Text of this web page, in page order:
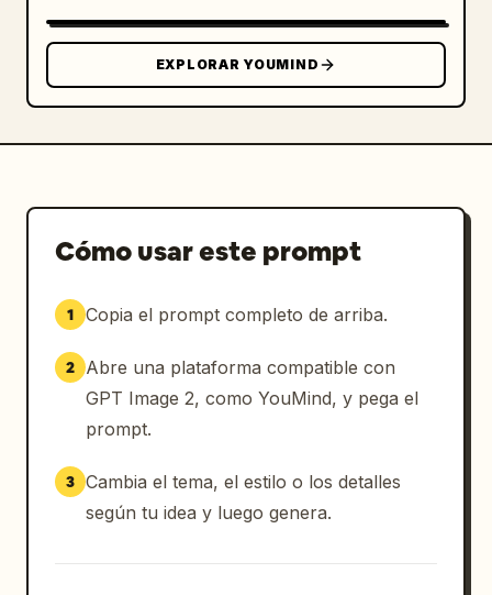
COMMENCE” y debajo el año “1930” en pequeños
dígitos de color. El aspecto general debe ser
cinematográfico, brillante, intenso, festivo,
arte profesional de anuncio de club de
premium.
EXPLORAR YOUMIND
Cómo usar este prompt
1 Copia el prompt completo de arriba.
2
Abre una plataforma compatible con
GPT Image 2, como YouMind, y pega el
prompt.
3 Cambia el tema, el estilo o los detalles
según tu idea y luego genera.